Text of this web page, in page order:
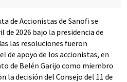
de Accionistas de Sanofi se
de 2026 bajo la presidencia de
las resoluciones fueron
de apoyo de los accionistas, en
de Belén Garijo como miembro
la decisión del Consejo del 11 de